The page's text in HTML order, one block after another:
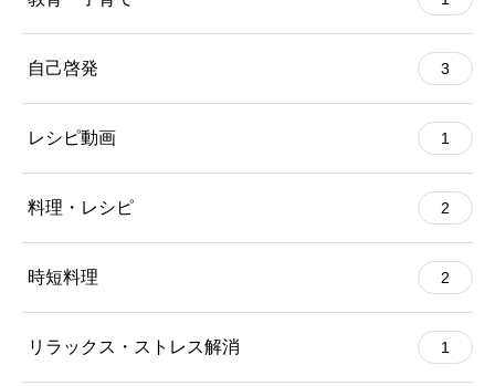
自己啓発 3
レシピ動画 1
料理・レシピ 2
時短料理 2
リラックス・ストレス解消 1